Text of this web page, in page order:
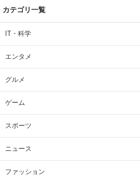
カテゴリ一覧
IT・科学
エンタメ
グルメ
ゲーム
スポーツ
ニュース
ファッション